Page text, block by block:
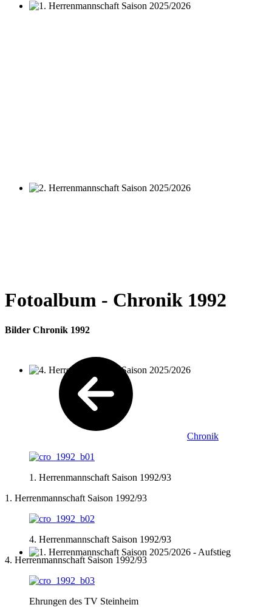
4. Herrenmannschaft Saison 2025/2026
1. Herrenmannschaft Saison 2025/2026 - Aufstieg
Fotoalbum - Chronik 1992
Bilder Chronik 1992
Chronik
1. Herrenmannschaft Saison 1992/93
1. Herrenmannschaft Saison 1992/93
4. Herrenmannschaft Saison 1992/93
4. Herrenmannschaft Saison 1992/93
Ehrungen des TV Steinheim